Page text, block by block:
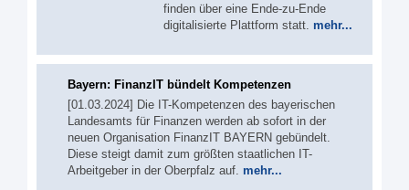
finden über eine Ende-zu-Ende
digitalisierte Plattform statt. mehr...
Bayern: FinanzIT bündelt Kompetenzen
[01.03.2024] Die IT-Kompetenzen des bayerischen
Landesamts für Finanzen werden ab sofort in der
neuen Organisation FinanzIT BAYERN gebündelt.
Diese steigt damit zum größten staatlichen IT-
Arbeitgeber in der Oberpfalz auf. mehr...